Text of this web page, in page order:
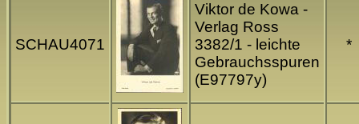
SCHAU4071
Viktor de Kowa -
Verlag Ross
3382/1 - leichte
Gebrauchsspuren
(E97797y)
*